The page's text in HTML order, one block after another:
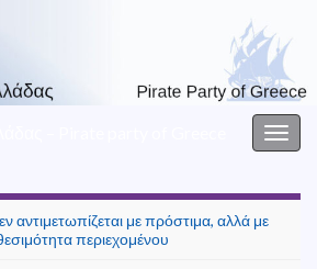
αντιμετωπίζεται με πρόστιμα, αλλά με
περιεχομένου